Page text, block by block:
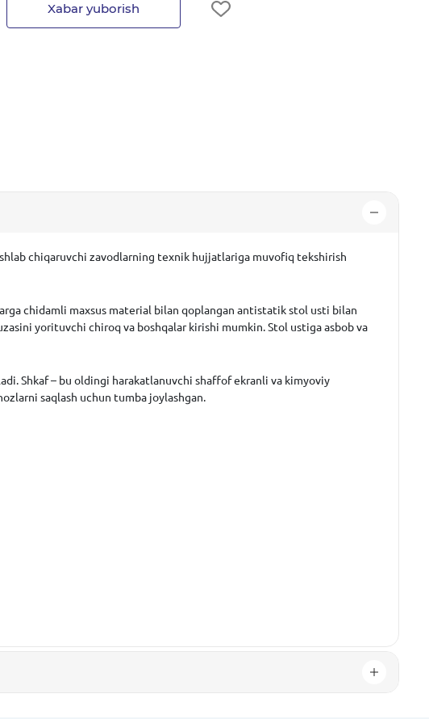
Xabar yuborish
chiqaruvchi zavodlarning texnik hujjatlariga muvofiq tekshirish
chidamli maxsus material bilan qoplangan antistatik stol usti bilan
yorituvchi chiroq va boshqalar kirishi mumkin. Stol ustiga asbob va
Shkaf – bu oldingi harakatlanuvchi shaffof ekranli va kimyoviy
saqlash uchun tumba joylashgan.